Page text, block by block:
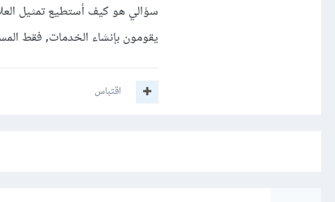
سؤالي هو كيف أستطيع تمثيل
يقومون بإنشاء الخدمات, فقط
اقتباس